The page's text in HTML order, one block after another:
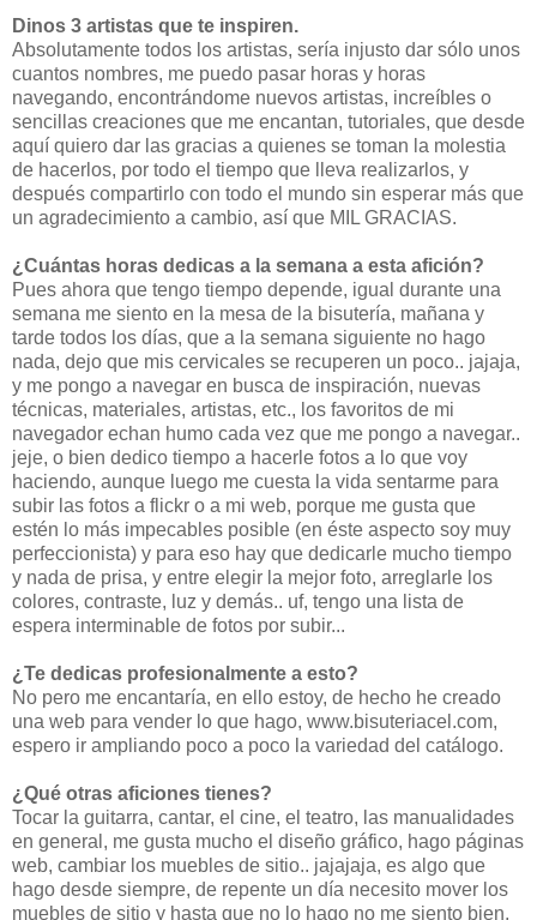
Dinos 3 artistas que te inspiren.
Absolutamente todos los artistas, sería injusto dar sólo unos
cuantos nombres, me puedo pasar horas y horas
navegando, encontrándome nuevos artistas, increíbles o
sencillas creaciones que me encantan, tutoriales, que desde
aquí quiero dar las gracias a quienes se toman la molestia
de hacerlos, por todo el tiempo que lleva realizarlos, y
después compartirlo con todo el mundo sin esperar más que
un agradecimiento a cambio, así que MIL GRACIAS.
¿Cuántas horas dedicas a la semana a esta afición?
Pues ahora que tengo tiempo depende, igual durante una
semana me siento en la mesa de la bisutería, mañana y
tarde todos los días, que a la semana siguiente no hago
nada, dejo que mis cervicales se recuperen un poco.. jajaja,
y me pongo a navegar en busca de inspiración, nuevas
técnicas, materiales, artistas, etc., los favoritos de mi
navegador echan humo cada vez que me pongo a navegar..
jeje, o bien dedico tiempo a hacerle fotos a lo que voy
haciendo, aunque luego me cuesta la vida sentarme para
subir las fotos a flickr o a mi web, porque me gusta que
estén lo más impecables posible (en éste aspecto soy muy
perfeccionista) y para eso hay que dedicarle mucho tiempo
y nada de prisa, y entre elegir la mejor foto, arreglarle los
colores, contraste, luz y demás.. uf, tengo una lista de
espera interminable de fotos por subir...
¿Te dedicas profesionalmente a esto?
No pero me encantaría, en ello estoy, de hecho he creado
una web para vender lo que hago, www.bisuteriacel.com,
espero ir ampliando poco a poco la variedad del catálogo.
¿Qué otras aficiones tienes?
Tocar la guitarra, cantar, el cine, el teatro, las manualidades
en general, me gusta mucho el diseño gráfico, hago páginas
web, cambiar los muebles de sitio.. jajajaja, es algo que
hago desde siempre, de repente un día necesito mover los
muebles de sitio y hasta que no lo hago no me siento bien,